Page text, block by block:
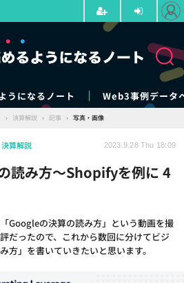
うになるノート Web3事例データ
› 決算解説 › 記事 › 写真・画像
読み方～Shopifyを例に 4
Googleの決算の読み方」という動画を撮
だったので、これから数回に分けてビジ
方」を書いていきたいと思います。
決算解説 2023.9.28 Thu 18:09